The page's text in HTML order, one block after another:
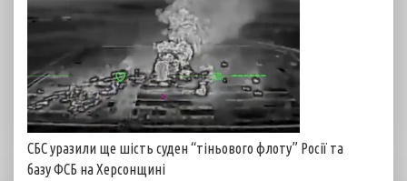
СБС уразили ще шість суден “тіньового флоту” Росії та
базу ФСБ на Херсонщині